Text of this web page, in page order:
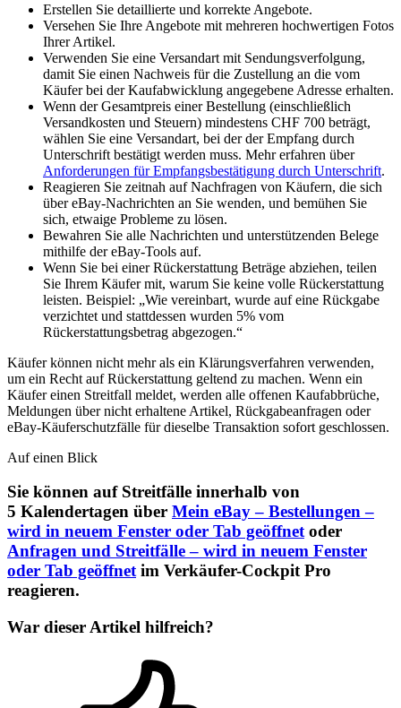
Erstellen Sie detaillierte und korrekte Angebote.
Versehen Sie Ihre Angebote mit mehreren hochwertigen Fotos
Ihrer Artikel.
Verwenden Sie eine Versandart mit Sendungsverfolgung,
damit Sie einen Nachweis für die Zustellung an die vom
Käufer bei der Kaufabwicklung angegebene Adresse erhalten.
Wenn der Gesamtpreis einer Bestellung (einschließlich
Versandkosten und Steuern) mindestens CHF 700 beträgt,
wählen Sie eine Versandart, bei der der Empfang durch
Unterschrift bestätigt werden muss. Mehr erfahren über
Anforderungen für Empfangsbestätigung durch Unterschrift.
Reagieren Sie zeitnah auf Nachfragen von Käufern, die sich
über eBay-Nachrichten an Sie wenden, und bemühen Sie
sich, etwaige Probleme zu lösen.
Bewahren Sie alle Nachrichten und unterstützenden Belege
mithilfe der eBay-Tools auf.
Wenn Sie bei einer Rückerstattung Beträge abziehen, teilen
Sie Ihrem Käufer mit, warum Sie keine volle Rückerstattung
leisten. Beispiel: „Wie vereinbart, wurde auf eine Rückgabe
verzichtet und stattdessen wurden 5% vom
Rückerstattungsbetrag abgezogen.“
Käufer können nicht mehr als ein Klärungsverfahren verwenden,
um ein Recht auf Rückerstattung geltend zu machen. Wenn ein
Käufer einen Streitfall meldet, werden alle offenen Kaufabbrüche,
Meldungen über nicht erhaltene Artikel, Rückgabeanfragen oder
eBay-Käuferschutzfälle für dieselbe Transaktion sofort geschlossen.
Auf einen Blick
Sie können auf Streitfälle innerhalb von
5 Kalendertagen über Mein eBay – Bestellungen–
wird in neuem Fenster oder Tab geöffnetoder
Anfragen und Streitfälle– wird in neuem Fenster
oder Tab geöffnetim Verkäufer-Cockpit Pro
reagieren.
War dieser Artikel hilfreich?